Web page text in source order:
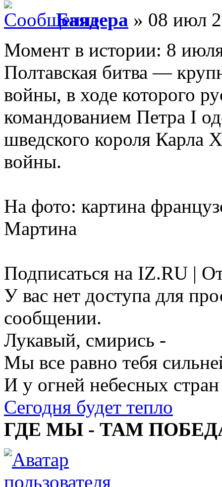
Баядера » 08 июл
Момент в истории: 8 июля
Полтавская битва —
войны, в ходе которого
командованием Петра I
шведского короля Карла
войны.
На фото: картина
Мартина
Подписаться на IZ.RU |
У вас нет доступа для
сообщении.
Лукавый, смирись -
Мы все равно тебя
И у огней небесных стран
Сегодня будет тепло
ГДЕ МЫ - ТАМ